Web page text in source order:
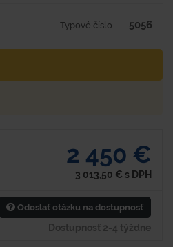
Typové číslo 5056
2 450 €
3 013,50 € s DPH
Odoslať otázku na dostupnosť
Dostupnosť 2-4 týždne